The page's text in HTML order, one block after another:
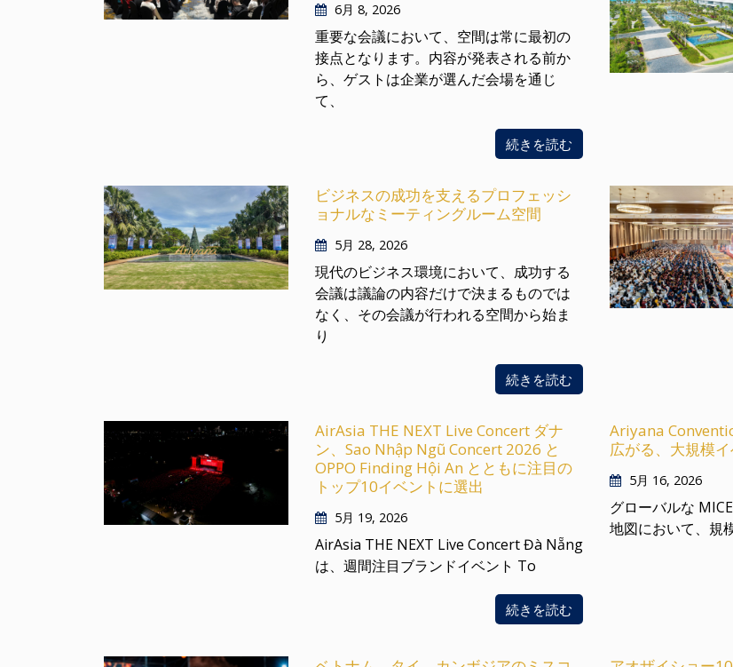
6月 8, 2026
重要な会議において、空間は常に最初の
接点となります。内容が発表される前か
ら、ゲストは企業が選んだ会場を通じ
て、
続きを読む
ビジネスの成功を支えるプロフェッシ
ョナルなミーティングルーム空間
5月 28, 2026
現代のビジネス環境において、成功する
会議は議論の内容だけで決まるものでは
なく、その会議が行われる空間から始ま
り
続きを読む
AirAsia THE NEXT Live Concert ダナ
ン、Sao Nhập Ngũ Concert 2026 と
OPPO Finding Hội An とともに注目の
トップ10イベントに選出
5月 19, 2026
AirAsia THE NEXT Live Concert Đà Nẵng
は、週間注目ブランドイベント To
続きを読む
Ariyana
広がる、大規模
5月 16, 2026
グローバルな
地図において、規